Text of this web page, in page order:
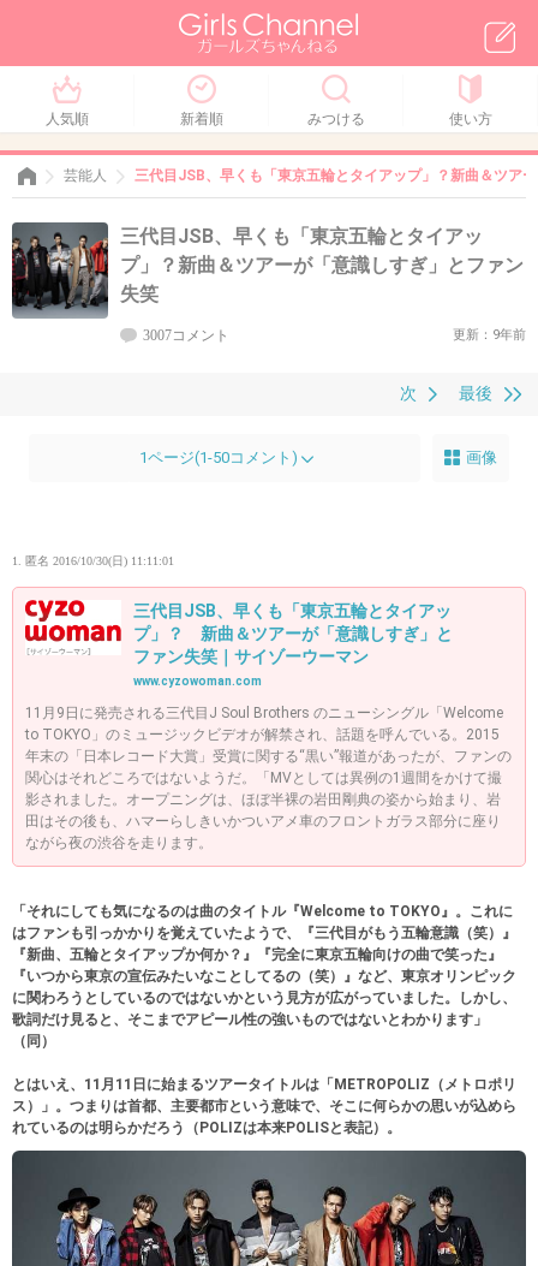
人気順 新着順 みつける 使い方
芸能人 三代目JSB、早くも「東京五輪とタイアップ」？新曲＆ツア
三代目JSB、早くも「東京五輪とタイアッ
プ」？新曲＆ツアーが「意識しすぎ」とファン
失笑
3007コメント 更新：9年前
最後
次
1ページ(1-50コメント) 画像
1. 匿名 2016/10/30(日) 11:11:01
三代目JSB、早くも「東京五輪とタイアッ
プ」？ 新曲＆ツアーが「意識しすぎ」と
ファン失笑｜サイゾーウーマン
www.cyzowoman.com
11月9日に発売される三代目J Soul Brothers のニューシングル「Welcome
to TOKYO」のミュージックビデオが解禁され、話題を呼んでいる。2015
年末の「日本レコード大賞」受賞に関する“黒い”報道があったが、ファンの
関心はそれどころではないようだ。「MVとしては異例の1週間をかけて撮
影されました。オープニングは、ほぼ半裸の岩田剛典の姿から始まり、岩
田はその後も、ハマーらしきいかついアメ車のフロントガラス部分に座り
ながら夜の渋谷を走ります。
「それにしても気になるのは曲のタイトル『Welcome to TOKYO』。これに
はファンも引っかかりを覚えていたようで、『三代目がもう五輪意識（笑）』
『新曲、五輪とタイアップか何か？』『完全に東京五輪向けの曲で笑った』
『いつから東京の宣伝みたいなことしてるの（笑）』など、東京オリンピック
に関わろうとしているのではないかという見方が広がっていました。しかし、
歌詞だけ見ると、そこまでアピール性の強いものではないとわかります」
（同）
とはいえ、11月11日に始まるツアータイトルは「METROPOLIZ（メトロポリ
ス）」。つまりは首都、主要都市という意味で、そこに何らかの思いが込めら
れているのは明らかだろう（POLIZは本来POLISと表記）。